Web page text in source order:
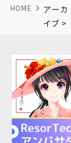
HOME
アーカ
イブ >